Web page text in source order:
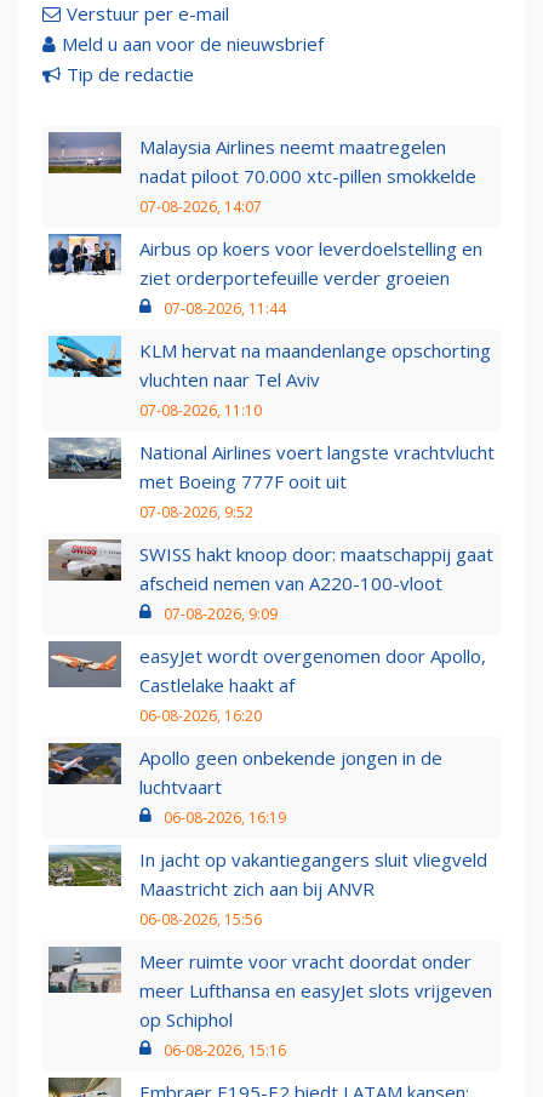
Verstuur per e-mail
Meld u aan voor de nieuwsbrief
Tip de redactie
Malaysia Airlines neemt maatregelen
nadat piloot 70.000 xtc-pillen smokkelde
07-08-2026, 14:07
Airbus op koers voor leverdoelstelling en
ziet orderportefeuille verder groeien
07-08-2026, 11:44
KLM hervat na maandenlange opschorting
vluchten naar Tel Aviv
07-08-2026, 11:10
National Airlines voert langste vrachtvlucht
met Boeing 777F ooit uit
07-08-2026, 9:52
SWISS hakt knoop door: maatschappij gaat
afscheid nemen van A220-100-vloot
07-08-2026, 9:09
easyJet wordt overgenomen door Apollo,
Castlelake haakt af
06-08-2026, 16:20
Apollo geen onbekende jongen in de
luchtvaart
06-08-2026, 16:19
In jacht op vakantiegangers sluit vliegveld
Maastricht zich aan bij ANVR
06-08-2026, 15:56
Meer ruimte voor vracht doordat onder
meer Lufthansa en easyJet slots vrijgeven
op Schiphol
06-08-2026, 15:16